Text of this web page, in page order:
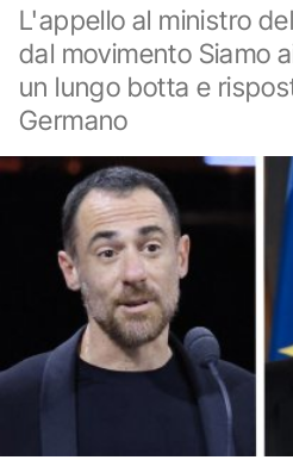
L'appello al ministro
dal movimento Siamo
un lungo botta e
Germano